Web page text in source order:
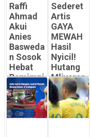
Raffi
Ahmad
Akui
Anies
Basweda
n Sosok
Hebat
Pemimpi
n
Bersahaj
a dan
Berwiba
Sederet
Artis
GAYA
MEWAH
Hasil
Nyicil!
Hutang
Mliyaran
Bikin
MIRIS
-
Peluangsuk